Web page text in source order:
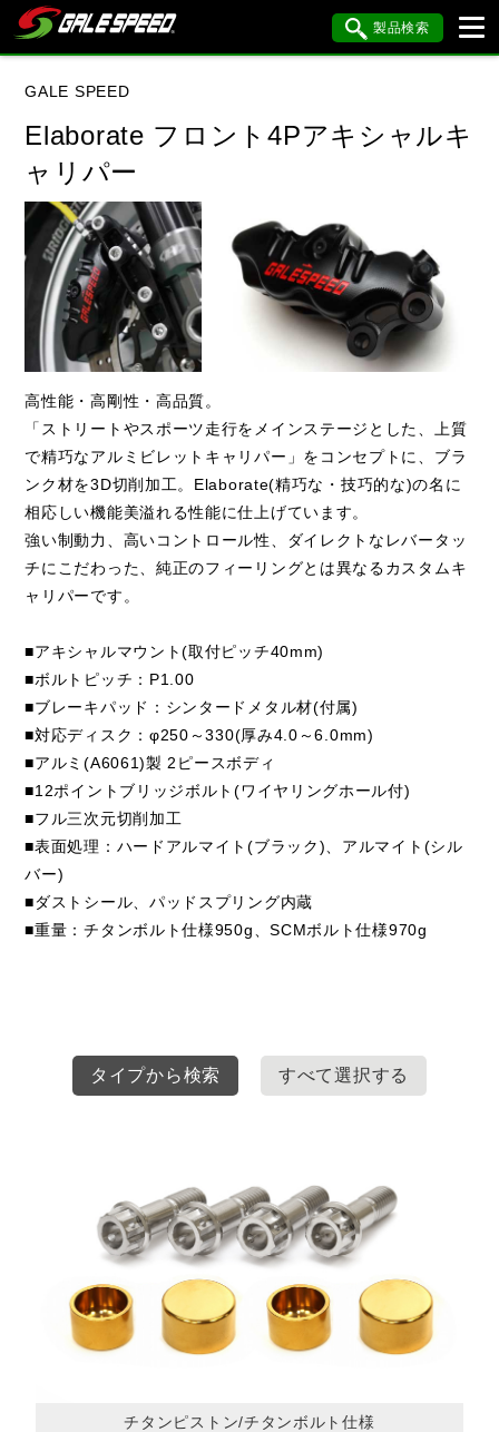
製品検索
データを準備しています。
閉じる
GALE SPEED
Elaborate フロント4Pアキシャルキ
ャリパー
高性能・高剛性・高品質。
「ストリートやスポーツ走行をメインステージとした、上質
で精巧なアルミビレットキャリパー」をコンセプトに、ブラ
ンク材を3D切削加工。Elaborate(精巧な・技巧的な)の名に
相応しい機能美溢れる性能に仕上げています。
強い制動力、高いコントロール性、ダイレクトなレバータッ
チにこだわった、純正のフィーリングとは異なるカスタムキ
ャリパーです。
■アキシャルマウント(取付ピッチ40mm)
■ボルトピッチ：P1.00
■ブレーキパッド：シンタードメタル材(付属)
■対応ディスク：φ250～330(厚み4.0～6.0mm)
■アルミ(A6061)製 2ピースボディ
■12ポイントブリッジボルト(ワイヤリングホール付)
■フル三次元切削加工
■表面処理：ハードアルマイト(ブラック)、アルマイト(シル
バー)
■ダストシール、パッドスプリング内蔵
■重量：チタンボルト仕様950g、SCMボルト仕様970g
タイプから検索 すべて選択する
チタンピストン/チタンボルト仕様